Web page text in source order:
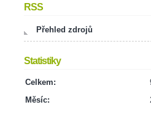
RSS
Přehled zdrojů
Statistiky
Celkem:
Měsíc: